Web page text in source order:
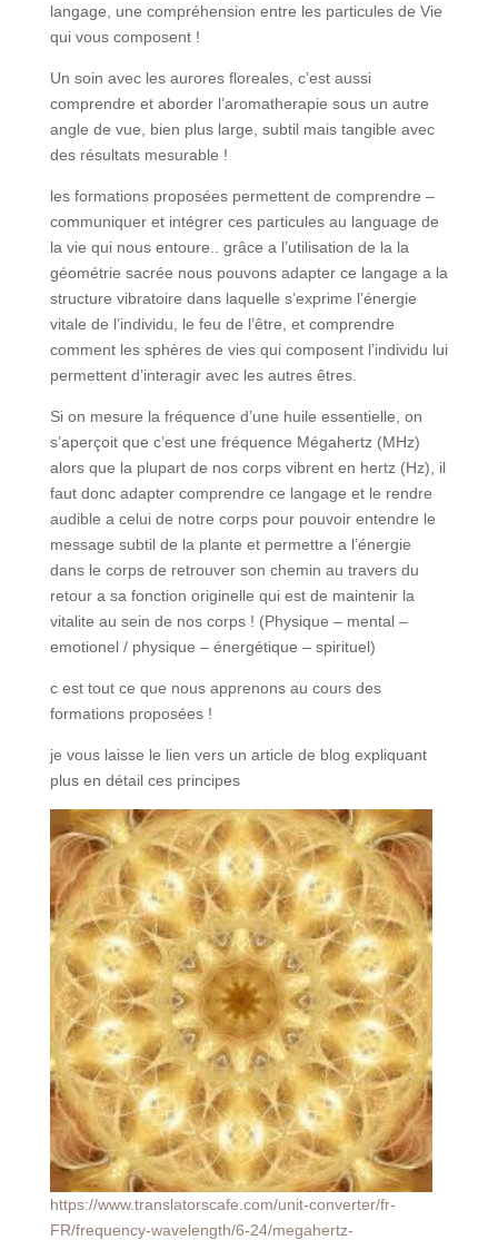
langage, une compréhension entre les particules de Vie
qui vous composent !
Un soin avec les aurores floreales, c’est aussi
comprendre et aborder l’aromatherapie sous un autre
angle de vue, bien plus large, subtil mais tangible avec
des résultats mesurable !
les formations proposées permettent de comprendre –
communiquer et intégrer ces particules au language de
la vie qui nous entoure.. grâce a l’utilisation de la la
géométrie sacrée nous pouvons adapter ce langage a la
structure vibratoire dans laquelle s’exprime l’énergie
vitale de l’individu, le feu de l’être, et comprendre
comment les sphères de vies qui composent l’individu lui
permettent d’interagir avec les autres êtres.
Si on mesure la fréquence d’une huile essentielle, on
s’aperçoit que c’est une fréquence Mégahertz (MHz)
alors que la plupart de nos corps vibrent en hertz (Hz), il
faut donc adapter comprendre ce langage et le rendre
audible a celui de notre corps pour pouvoir entendre le
message subtil de la plante et permettre a l’énergie
dans le corps de retrouver son chemin au travers du
retour a sa fonction originelle qui est de maintenir la
vitalite au sein de nos corps ! (Physique – mental –
emotionel / physique – énergétique – spirituel)
c est tout ce que nous apprenons au cours des
formations proposées !
je vous laisse le lien vers un article de blog expliquant
plus en détail ces principes
https://www.translatorscafe.com/unit-converter/fr-
FR/frequency-wavelength/6-24/megahertz-